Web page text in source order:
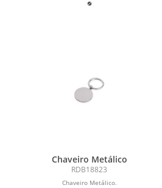
Chaveiro Metálico
RDB18823
Chaveiro Metálico.